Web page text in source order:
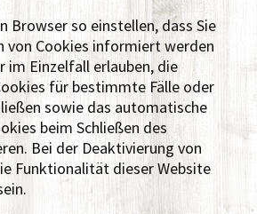
Browser so einstellen, dass Sie
von Cookies informiert werden
im Einzelfall erlauben, die
für bestimmte Fälle oder
sowie das automatische
beim Schließen des
Bei der Deaktivierung von
Funktionalität dieser Website